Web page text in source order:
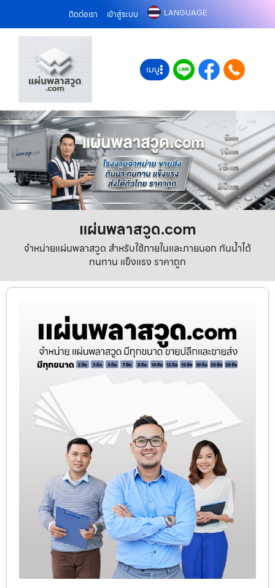
ติดต่อเรา เข้าสู่ระบบ LANGUAGE
เมนู
แผ่นพลาสวูด.com
จำหน่ายแผ่นพลาสวูด สำหรับใช้ภายในและภายนอก กันน้ำได้
ทนทาน แข็งแรง ราคาถูก